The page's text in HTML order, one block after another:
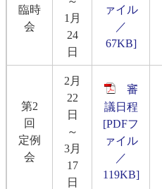
臨時
会
1月
24
日
ァイル
／
67KB]
第2
回
定例
会
2月
22
日
～
3月
17
日
審
議日程
[PDFフ
ァイル
／
119KB]